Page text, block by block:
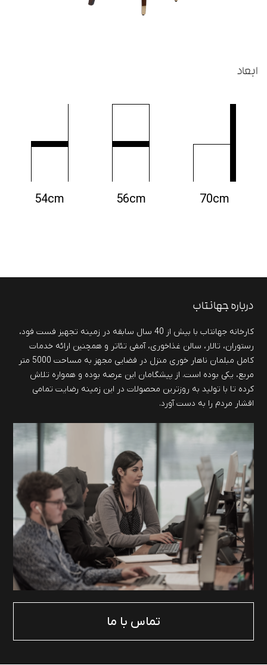
ابعاد
70cm
56cm
54cm
درباره جهانتاب
کارخانه جهانتاب با بیش از 40 سال سابقه در زمینه تجهیز فست فود،
رستوران، تالار، سالن غذاخوری، آمفی تئاتر و همچنین ارائه خدمات
کامل مبلمان ناهار خوری منزل در فضایی مجهز به مساحت 5000 متر
مربع، یکی بوده است. از پیشگامان این عرصه بوده و همواره تلاش
کرده تا با تولید به روزترین محصولات در این زمینه رضایت تمامی
اقشار مردم را به دست آورد.
تماس با ما